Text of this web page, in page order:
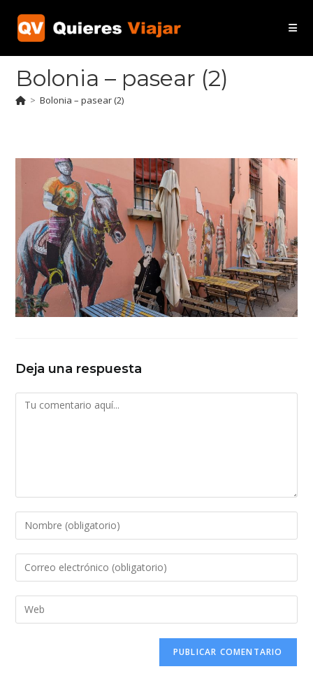
contenido
Bolonia – pasear (2)
> Bolonia – pasear (2)
Deja una respuesta
Comentario
Introduce
tu
nombre
de
usuario
Introduce
tu
dirección
de
Introduce
la